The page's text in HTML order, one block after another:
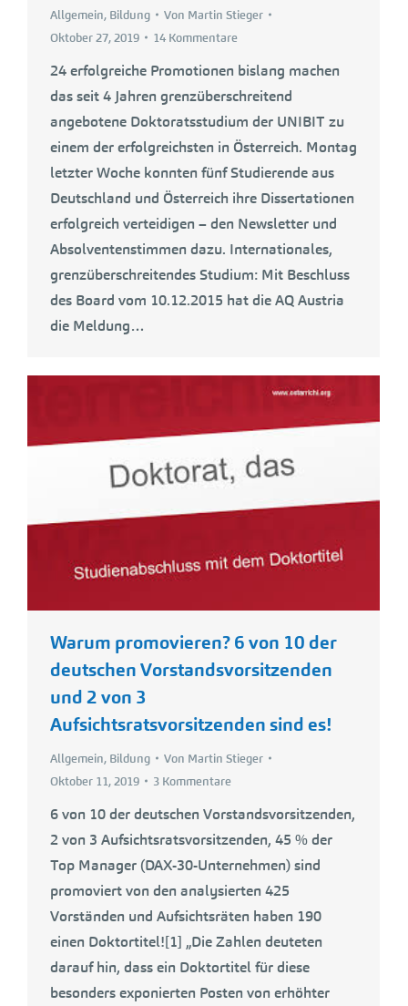
Allgemein, Bildung Von Martin Stieger
Oktober 27, 2019
14 Kommentare
24 erfolgreiche Promotionen bislang machen
das seit 4 Jahren grenzüberschreitend
angebotene Doktoratsstudium der UNIBIT zu
einem der erfolgreichsten in Österreich. Montag
letzter Woche konnten fünf Studierende aus
Deutschland und Österreich ihre Dissertationen
erfolgreich verteidigen – den Newsletter und
Absolventenstimmen dazu. Internationales,
grenzüberschreitendes Studium: Mit Beschluss
des Board vom 10.12.2015 hat die AQ Austria
die Meldung…
Warum promovieren? 6 von 10 der
deutschen Vorstandsvorsitzenden
und 2 von 3
Aufsichtsratsvorsitzenden sind es!
Allgemein, Bildung Von Martin Stieger
Oktober 11, 2019
3 Kommentare
6 von 10 der deutschen Vorstandsvorsitzenden,
2 von 3 Aufsichtsratsvorsitzenden, 45 % der
Top Manager (DAX-30-Unternehmen) sind
promoviert von den analysierten 425
Vorständen und Aufsichtsräten haben 190
einen Doktortitel![1] „Die Zahlen deuteten
darauf hin, dass ein Doktortitel für diese
besonders exponierten Posten von erhöhter